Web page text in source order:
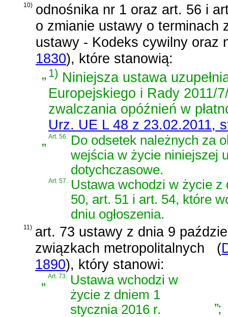
10) odnośnika nr 1 oraz art. 56 i
o zmianie ustawy o terminach
ustawy - Kodeks cywilny oraz
1830), które stanowią:
„1) Niniejsza ustawa
Europejskiego i Rady 2011/
zwalczania opóźnień w
Urz. UE L 48 z 23.02.2011,
„Art. 56. Do odsetek należnych za
wejścia w życie niniejszej
dotychczasowe.
Art. 57. Ustawa wchodzi w życie
50, art. 51 i art. 54, które
dniu ogłoszenia.
11) art. 73 ustawy z dnia 9
związkach metropolitalnych
(
1890), który stanowi:
„Art. 73.
Ustawa wchodzi w
życie z dniem 1
stycznia 2016 r.
”
;